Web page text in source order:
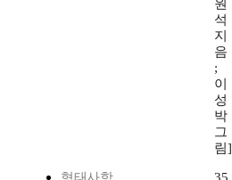
원
석
지
음
;
이
성
박
그
림]